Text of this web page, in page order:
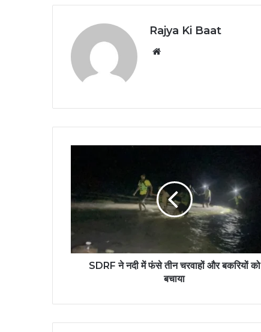
Rajya Ki Baat
SDRF ने नदी में फंसे तीन चरवाहों और बकरियों को
बचाया